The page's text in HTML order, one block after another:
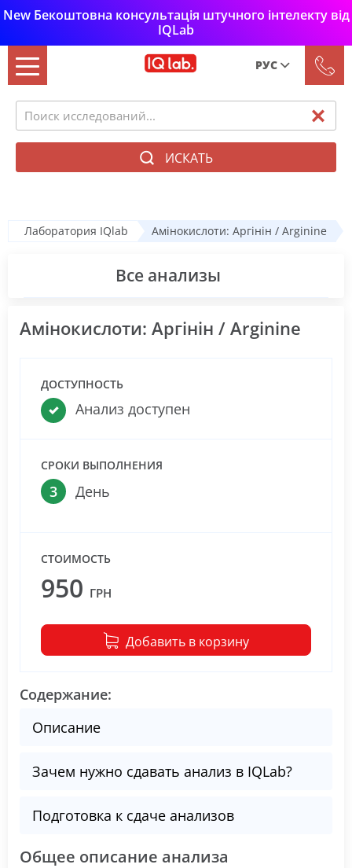
New Бекоштовна консультація штучного інтелекту від
IQLab
РУС
Укр
ИСКАТЬ
Лаборатория IQlab Амінокислоти: Аргінін / Arginine
Все анализы
Амінокислоти: Аргінін / Arginine
ДОСТУПНОСТЬ
Анализ доступен
СРОКИ ВЫПОЛНЕНИЯ
3 День
СТОИМОСТЬ
950 ГРН
Добавить в корзину
Содержание:
Описание
Зачем нужно сдавать анализ в IQLab?
Подготовка к сдаче анализов
Общее описание анализа